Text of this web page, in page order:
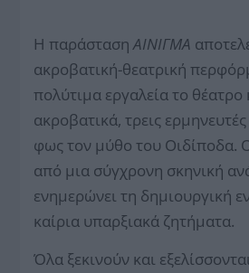
H παράστασηΑΙΝΙΓΜΑ
ακροβατική-θεατρική
πολύτιμα εργαλεία το θέατρο
ακροβατικά, τρεις
φως τον μύθο του Οιδίποδα.
από μια σύγχρονη σκηνική
ενημερώνει τη δημιουργική
καίρια υπαρξιακά ζητήματα.
Όλα ξεκινούν και